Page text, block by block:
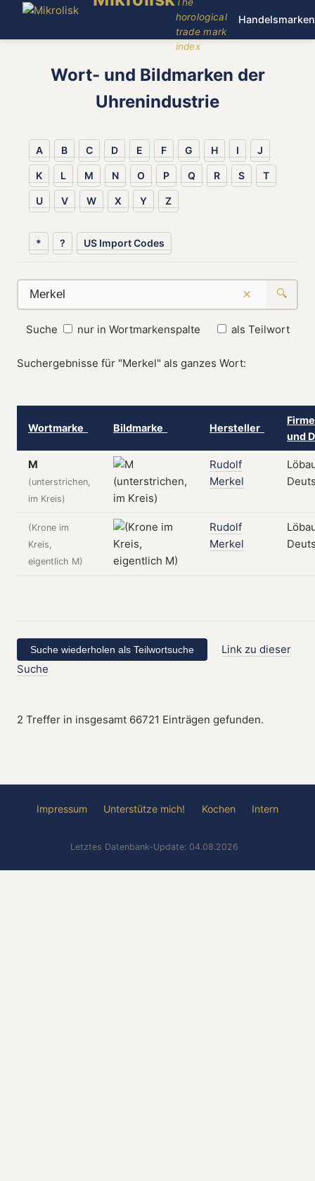
horological
trade mark
index
Handelsmarken
Wort- und Bildmarken der
Uhrenindustrie
A B C D E F G H I J
K L M N O P Q R S T
U V W X Y Z
* ? US Import Codes
× 🔍
Suche nur in Wortmarkenspalte als Teilwort
Suchergebnisse für "Merkel" als ganzes Wort:
Wortmarke Bildmarke Hersteller
und
M
(unterstrichen,
im Kreis)
Rudolf
Merkel
(Krone im
Kreis,
eigentlich M)
Rudolf
Merkel
Link zu dieser
Suche
2 Treffer in insgesamt 66721 Einträgen gefunden.
Impressum Unterstütze mich! Kochen Intern
Letztes Datenbank-Update: 04.08.2026